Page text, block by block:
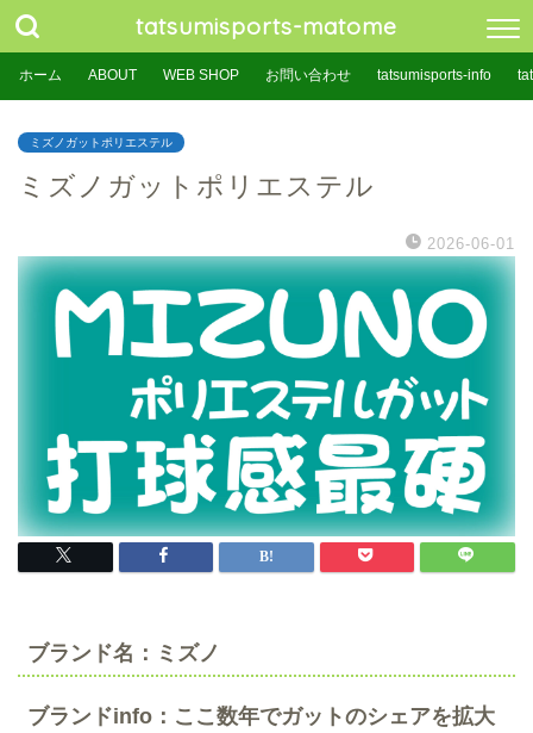
tatsumisports-matome
ホーム ABOUT WEB SHOP お問い合わせ tatsumisports-info
ミズノガットポリエステル
ミズノガットポリエステル
2026-06-01
ブランド名：ミズノ
ブランドinfo：ここ数年でガットのシェアを拡大